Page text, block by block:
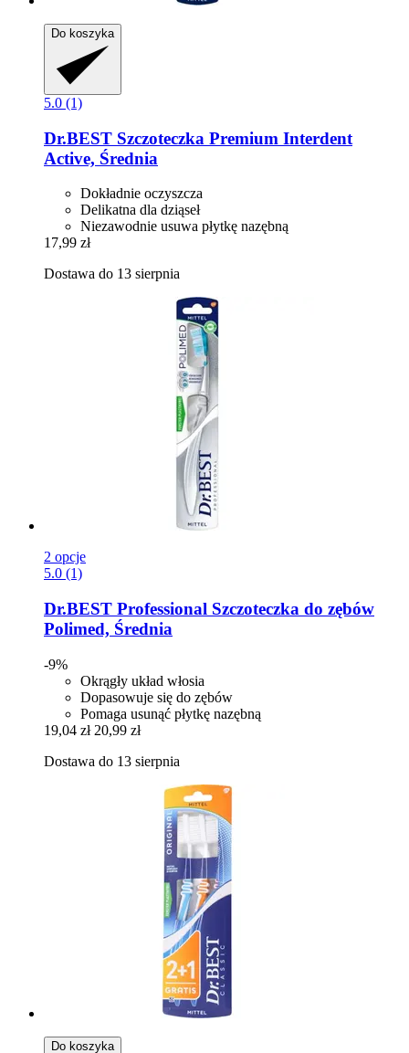
Do koszyka
5.0 (1)
Dr.BEST Szczoteczka Premium Interdent
Active, Średnia
Dokładnie oczyszcza
Delikatna dla dziąseł
Niezawodnie usuwa płytkę nazębną
17,99 zł
Dostawa do 13 sierpnia
2 opcje
5.0 (1)
Dr.BEST Professional Szczoteczka do zębów
Polimed, Średnia
-9%
Okrągły układ włosia
Dopasowuje się do zębów
Pomaga usunąć płytkę nazębną
19,04 zł 20,99 zł
Dostawa do 13 sierpnia
Do koszyka